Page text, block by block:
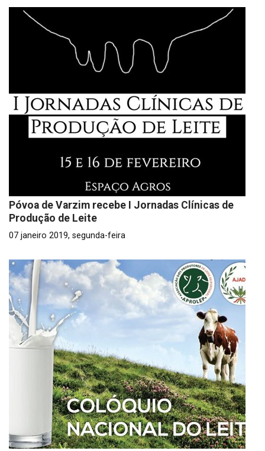
Póvoa de Varzim recebe I Jornadas Clínicas de
Produção de Leite
07 janeiro 2019, segunda-feira